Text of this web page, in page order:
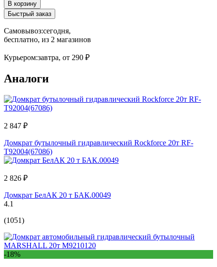
В корзину
Быстрый заказ
Самовывоз:сегодня,
бесплатно, из 2 магазинов
Курьером:завтра, от 290 ₽
Аналоги
2 847 ₽
Домкрат бутылочный гидравлический Rockforce 20т RF-
T92004(67086)
2 826 ₽
Домкрат БелАК 20 т БАК.00049
4.1
(1051)
-18%